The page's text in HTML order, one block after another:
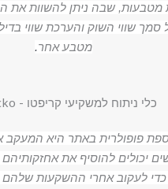
מטבעות, שבה ניתן להשוות את
מטבע אחר.
פופולרית באתר היא המעקב
יכולים להוסיף את אחזקותיהם
לעקוב אחרי ההשקעות שלהם